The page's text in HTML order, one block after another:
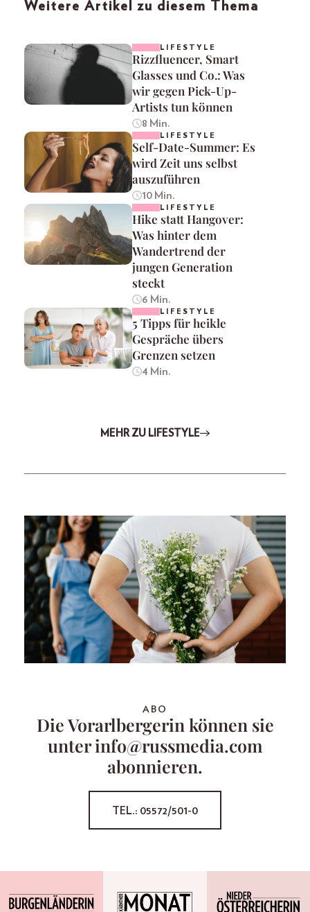
Weitere Artikel zu diesem Thema
LIFESTYLE
Rizzfluencer, Smart
Glasses und Co.: Was
wir gegen Pick-Up-
Artists tun können
8 Min.
LIFESTYLE
Self-Date-Summer: Es
wird Zeit uns selbst
auszuführen
10 Min.
LIFESTYLE
Hike statt Hangover:
Was hinter dem
Wandertrend der
jungen Generation
steckt
6 Min.
LIFESTYLE
5 Tipps für heikle
Gespräche übers
Grenzen setzen
4 Min.
MEHR ZU LIFESTYLE
ABO
Die Vorarlbergerin können sie
unter info@russmedia.com
abonnieren.
TEL.: 05572/501-0